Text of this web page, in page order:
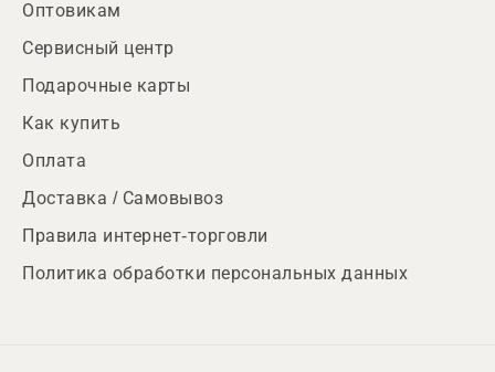
Оптовикам
Сервисный центр
Подарочные карты
Как купить
Оплата
Доставка / Самовывоз
Правила интернет-торговли
Политика обработки персональных данных